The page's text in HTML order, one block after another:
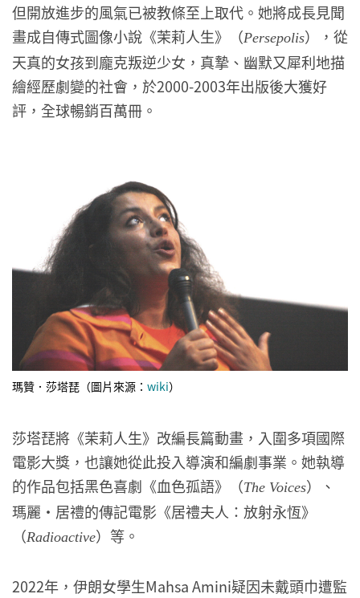
但開放進步的風氣已被教條至上取代。她將成長見聞
畫成自傳式圖像小說《茉莉人生》（Persepolis），從
天真的女孩到龐克叛逆少女，真摯、幽默又犀利地描
繪經歷劇變的社會，於2000-2003年出版後大獲好
評，全球暢銷百萬冊。
瑪贊．莎塔琵（圖片來源： wiki）
莎塔琵將《茉莉人生》改編長篇動畫，入圍多項國際
電影大獎，也讓她從此投入導演和編劇事業。她執導
的作品包括黑色喜劇《血色孤語》（The Voices）、
瑪麗・居禮的傳記電影《居禮夫人：放射永恆》
（Radioactive）等。
2022年，伊朗女學生Mahsa Amini疑因未戴頭巾遭監